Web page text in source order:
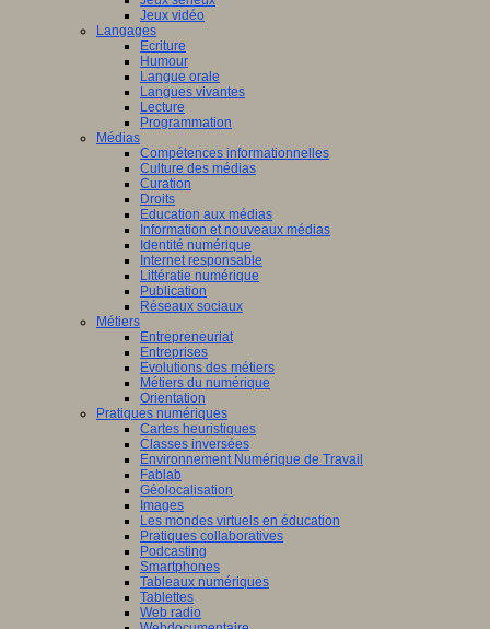
Jeux vidéo
Langages
Ecriture
Humour
Langue orale
Langues vivantes
Lecture
Programmation
Médias
Compétences informationnelles
Culture des médias
Curation
Droits
Education aux médias
Information et nouveaux médias
Identité numérique
Internet responsable
Littératie numérique
Publication
Réseaux sociaux
Métiers
Entrepreneuriat
Entreprises
Evolutions des métiers
Métiers du numérique
Orientation
Pratiques numériques
Cartes heuristiques
Classes inversées
Environnement Numérique de Travail
Fablab
Géolocalisation
Images
Les mondes virtuels en éducation
Pratiques collaboratives
Podcasting
Smartphones
Tableaux numériques
Tablettes
Web radio